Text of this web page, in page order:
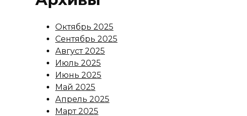
Октябрь 2025
Сентябрь 2025
Август 2025
Июль 2025
Июнь 2025
Май 2025
Апрель 2025
Март 2025